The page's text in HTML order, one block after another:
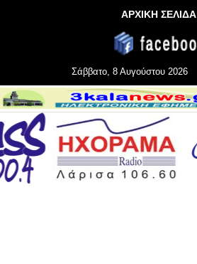
ΑΡΧΙΚΗ ΣΕΛΙΔΑ
Σάββατο, 8 Αυγούστου 2026